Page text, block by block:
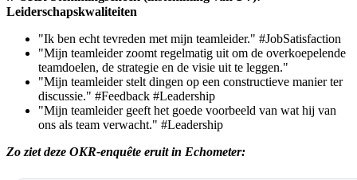
Leiderschapskwaliteiten
"Ik ben echt tevreden met mijn teamleider." #JobSatisfaction
"Mijn teamleider zoomt regelmatig uit om de overkoepelende
teamdoelen, de strategie en de visie uit te leggen."
"Mijn teamleider stelt dingen op een constructieve manier ter
discussie." #Feedback #Leadership
"Mijn teamleider geeft het goede voorbeeld van wat hij van
ons als team verwacht." #Leadership
Zo ziet deze OKR-enquête eruit in Echometer: